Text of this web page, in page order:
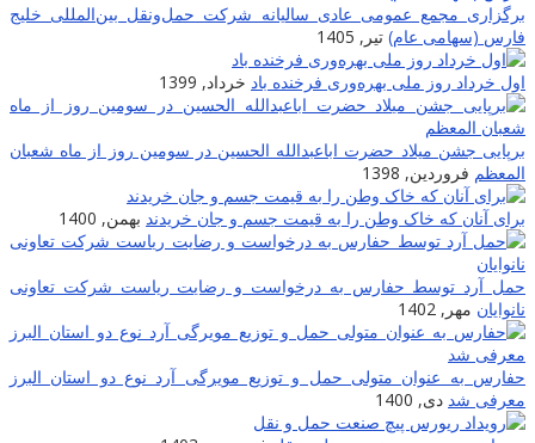
برگزاری مجمع عمومی عادی سالیانه شرکت حمل‌ونقل بین‌المللی خلیج
فارس (سهامی عام) تیر, 1405
اول خرداد روز ملی بهره‌وری فرخنده باد خرداد, 1399
برپایى جشن میلاد حضرت اباعبدالله الحسین در سومین روز از ماه شعبان
المعظم فروردین, 1398
برای آنان که خاک وطن را به قیمت جسم و جان خریدند بهمن, 1400
حمل آرد توسط حفارس به درخواست و رضایت ریاست شرکت تعاونی
نانوایان مهر, 1402
حفارس به عنوان متولی حمل و توزیع مویرگی آرد نوع دو استان البرز
معرفی شد دی, 1400